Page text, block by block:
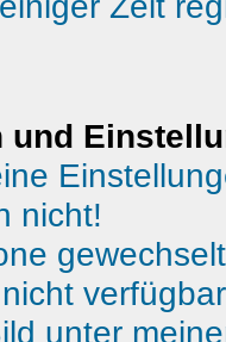
und
nicht!
unter